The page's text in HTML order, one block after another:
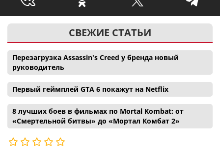
СВЕЖИЕ СТАТЬИ
Перезагрузка Assassin's Creed у бренда новый
руководитель
Первый геймплей GTA 6 покажут на Netflix
8 лучших боев в фильмах по Mortal Kombat: от
«Смертельной битвы» до «Мортал Комбат 2»